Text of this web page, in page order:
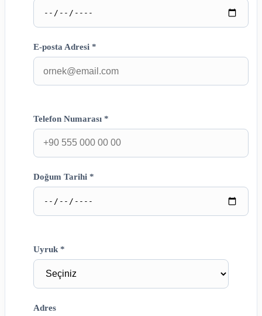
E-posta Adresi *
Telefon Numarası *
Doğum Tarihi *
Uyruk *
Adres